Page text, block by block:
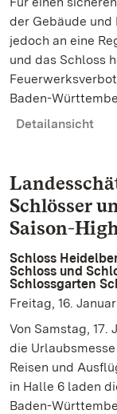
der Gebäude und
jedoch an eine
und das Schloss
Baden-
Detailansicht
Schlösser
Saison-
Schloss
Schloss und
Schlossgarten
Freitag, 16.
Von Samstag, 17.
die
Reisen und
in Halle 6 laden
Baden-